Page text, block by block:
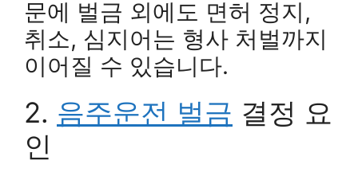
문에 벌금 외에도 면허 정지,
취소, 심지어는 형사 처벌까지
이어질 수 있습니다.
2. 음주운전 벌금 결정 요
인